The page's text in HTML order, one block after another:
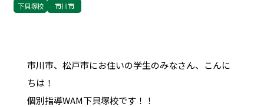
下貝塚校 市川市
市川市、松戸市にお住いの学生のみなさん、こんに
ちは！
個別指導WAM下貝塚校です！！